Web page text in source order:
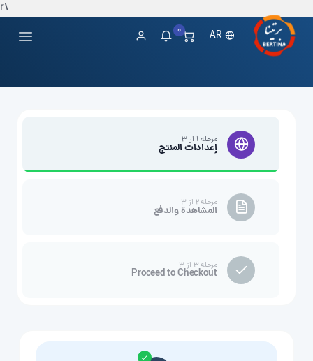
\r
AR
0
مرحله ۱ از ۳
إعدادات المنتج
مرحله ۲ از ۳
المشاهدة والدفع
مرحله ۳ از ۳
Proceed to Checkout